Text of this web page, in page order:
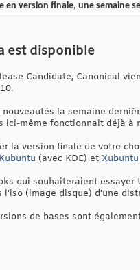
version finale, une semaine
est disponible
Candidate, Canonical
la semaine
ici-même fonctionnait déjà à
la version finale de votre
Kubuntu (avec KDE) et Xubuntu
qui souhaiteraient
l'iso (image disque) d'une
de bases sont